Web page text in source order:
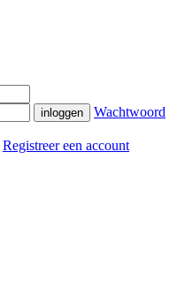
Wachtwoord
Registreer een account